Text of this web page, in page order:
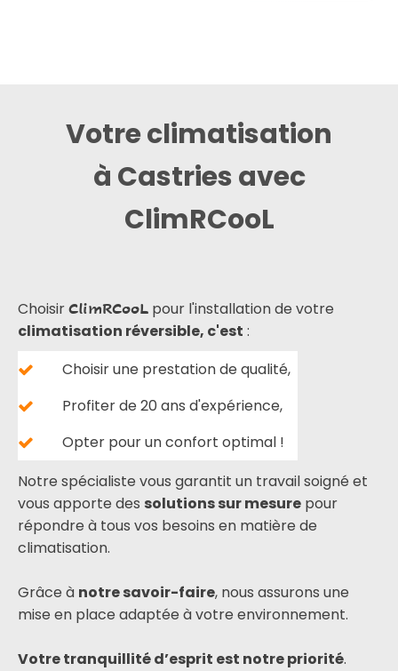
Votre climatisation
à Castries avec
ClimRCooL
ChoisirClimRCooL pour l'installation de votre
climatisation réversible, c'est :
Choisir une prestation de qualité,
Profiter de 20 ans d'expérience,
Opter pour un confort optimal !
Notre spécialiste vous garantit un travail soigné et
vous apporte des solutions sur mesure pour
répondre à tous vos besoins en matière de
climatisation.
Grâce à notre savoir-faire, nous assurons une
mise en place adaptée à votre environnement.
Votre tranquillité d’esprit est notre priorité.